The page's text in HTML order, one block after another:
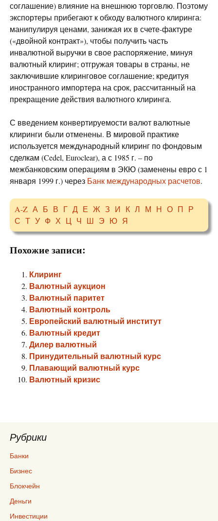
соглашение) влияние на внешнюю торговлю. Поэтому
экспортеры прибегают к обходу валютного клиринга:
манипулируя ценами, занижая их в счете-фактуре
(«двойной контракт»), чтобы получить часть
инвалютной выручки в свое распоряжение, минуя
валютный клиринг; отгружая товары в страны, не
заключившие клиринговое соглашение; кредитуя
иностранного импортера на срок, рассчитанный на
прекращение действия валютного клиринга.
С введением конвертируемости валют валютные
клиринги были отменены. В мировой практике
используется международный клиринг по фондовым
сделкам (Cedel, Euroclear), а с 1985 г. – по
межбанковским операциям в ЭКЮ (заменены евро с 1
января 1999 г.) через Банк международных расчетов.
A-Z А Б В Г Д Е Ж З И К Л М Н О П Р
С Т У Ф Х Ц Ч Ш Э Ю Я
Похожие записи:
Клиринг
Валютный аукцион
Валютный паритет
Валютный контроль
Европейский валютный институт
Валютный кредит
Дилер валютный
Принудительный валютный курс
Плавающий валютный курс
Валютный кризис
Рубрики
Банки
Бизнес
Блокчейн
Деньги
Инвестиции